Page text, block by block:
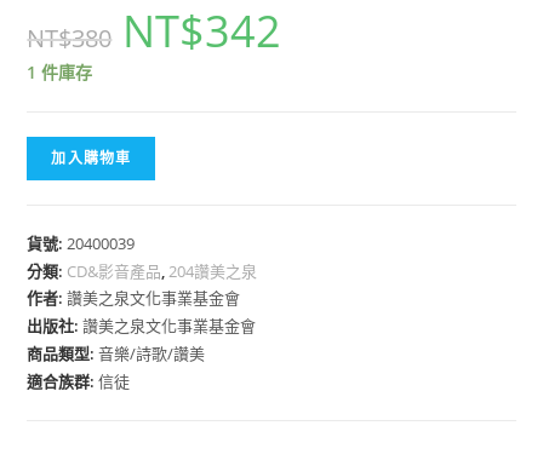
NT$380 NT$342
1 件庫存
加入購物車
貨號:20400039
分類: CD&影音產品,204讚美之泉
作者:讚美之泉文化事業基金會
出版社:讚美之泉文化事業基金會
商品類型:音樂/詩歌/讚美
適合族群:信徒